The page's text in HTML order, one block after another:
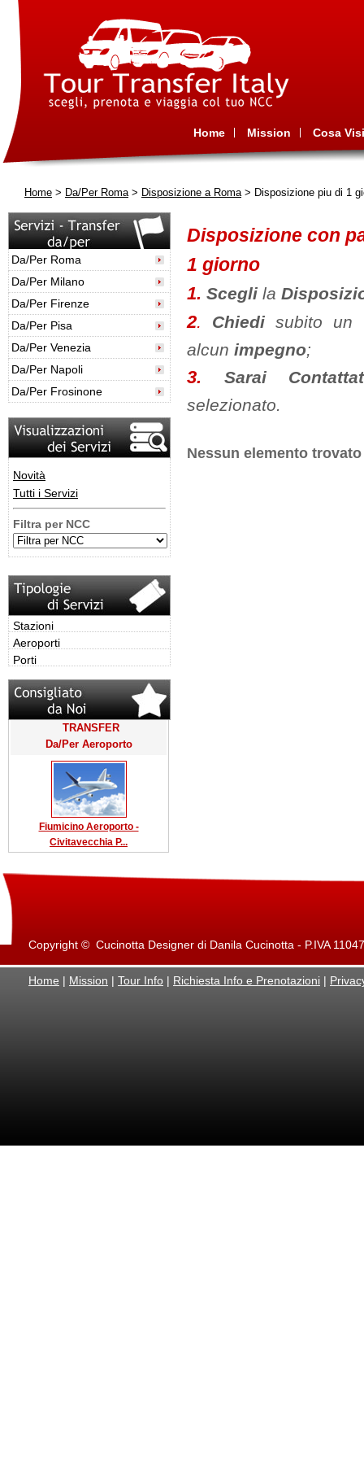
Home Mission Cosa
Home > Da/Per Roma> Disposizione a Roma> Disposizione piu di 1
Da/Per Roma
Da/Per Milano
Da/Per Firenze
Da/Per Pisa
Da/Per Venezia
Da/Per Napoli
Da/Per Frosinone
Novità
Tutti i Servizi
Filtra per NCC
Stazioni
Aeroporti
Porti
TRANSFER
Da/Per Aeroporto
Fiumicino Aeroporto -
Civitavecchia P...
Disposizione con
1 giorno
1. Scegli la
2. Chiedisubito un
alcun impegno;
3.
Sarai
selezionato.
Nessun elemento trovato
Copyright © Cucinotta Designer di Danila Cucinotta - P.IVA
Home | Mission | Tour Info | Richiesta Info e Prenotazioni |